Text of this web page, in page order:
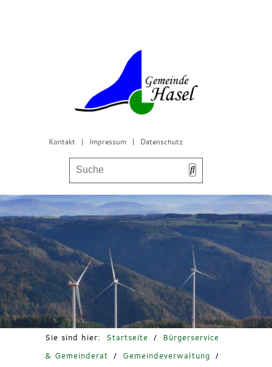
Kontakt | Impressum | Datenschutz
Bürgerservice & Gemeinderat
Leben in Hasel
Freizeit & Tourismus
Sie sind hier: Startseite /
Bürgerservice
& Gemeinderat
/ Gemeindeverwaltung
/